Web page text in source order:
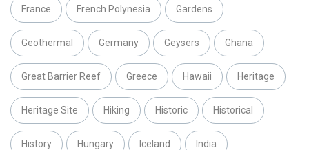
France French Polynesia Gardens
Geothermal Germany Geysers Ghana
Great Barrier Reef Greece Hawaii Heritage
Heritage Site Hiking Historic Historical
History Hungary Iceland India